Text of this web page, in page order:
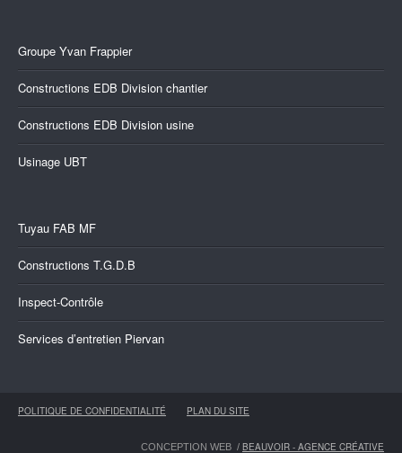
Groupe Yvan Frappier
Constructions EDB Division chantier
Constructions EDB Division usine
Usinage UBT
Tuyau FAB MF
Constructions T.G.D.B
Inspect-Contrôle
Services d’entretien Piervan
POLITIQUE DE CONFIDENTIALITÉ PLAN DU SITE
CONCEPTION WEB / BEAUVOIR - AGENCE CRÉATIVE